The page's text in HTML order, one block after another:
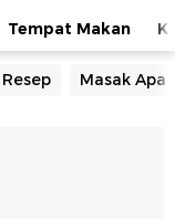
Tempat Makan
Masak Apa